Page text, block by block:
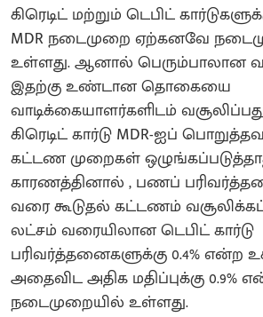
​கிரெடிட் மற்றும் டெபிட்
MDR நடைமுறை ஏற்கனவே
உள்ளது. ஆனால் பெரும்பாலான
இதற்கு உண்டான தொகையை
வாடிக்கையாளர்களிடம்
கிரெடிட் கார்டு MDR-ஐப்
கட்டண முறைகள்
காரணத்தினால் , பணப்
வரை கூடுதல் கட்டணம்
லட்சம் வரையிலான டெபிட் கார்டு
பரிவர்த்தனைகளுக்கு 0.4% என்ற
அதைவிட அதிக மதிப்புக்கு 0.9%
நடைமுறையில் உள்ளது.